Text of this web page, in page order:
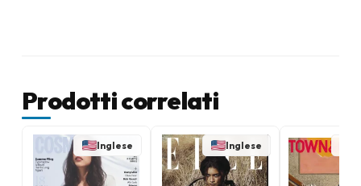
Prodotti correlati
Inglese Inglese